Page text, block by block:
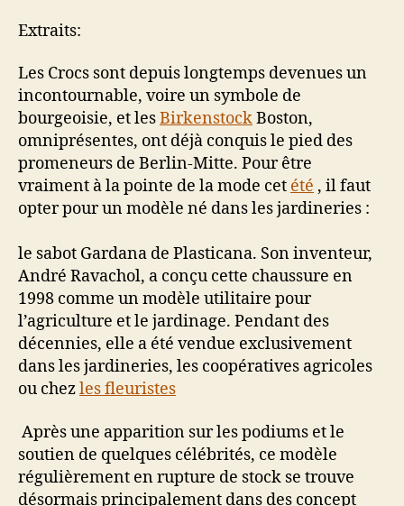
Extraits:
Les Crocs sont depuis longtemps devenues un
incontournable, voire un symbole de
bourgeoisie, et lesBirkenstockBoston,
omniprésentes, ont déjà conquis le pied des
promeneurs de Berlin-Mitte. Pour être
vraiment à la pointe de la mode cet été , il faut
opter pour un modèle né dans les jardineries :
le sabot Gardana de Plasticana. Son inventeur,
André Ravachol, a conçu cette chaussure en
1998 comme un modèle utilitaire pour
l’agriculture et le jardinage. Pendant des
décennies, elle a été vendue exclusivement
dans les jardineries, les coopératives agricoles
ou chezles fleuristes
Après une apparition sur les podiums et le
soutien de quelques célébrités, ce modèle
régulièrement en rupture de stock se trouve
désormais principalement dans des concept